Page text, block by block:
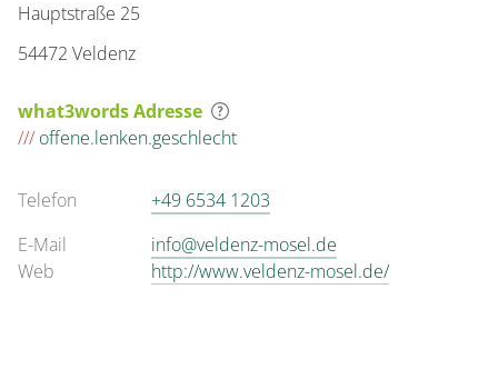
Hauptstraße 25
54472 Veldenz
what3words Adresse
/// offene.lenken.geschlecht
Telefon
+49 6534 1203
E-Mail
info@veldenz-mosel.de
Web
http://www.veldenz-mosel.de/